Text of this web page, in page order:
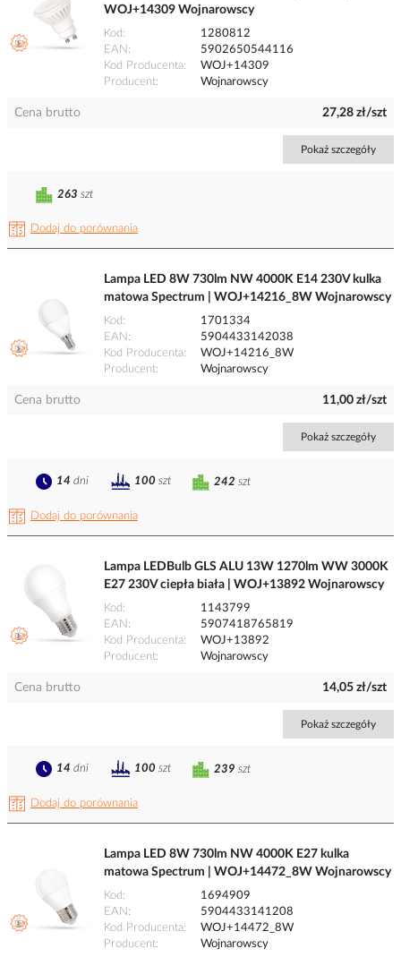
WOJ+14309 Wojnarowscy
Kod
1280812
EAN
5902650544116
Kod Producenta
WOJ+14309
Producent
Wojnarowscy
Cena brutto 27,28 zł/szt
Pokaż szczegóły
Dodaj do porównania
263 szt
Lampa LED 8W 730lm NW 4000K E14 230V kulka
matowa Spectrum | WOJ+14216_8W Wojnarowscy
Kod
1701334
EAN
5904433142038
Kod Producenta
WOJ+14216_8W
Producent
Wojnarowscy
Cena brutto 11,00 zł/szt
Pokaż szczegóły
Dodaj do porównania
242 szt
14 dni 100 szt
Lampa LEDBulb GLS ALU 13W 1270lm WW 3000K
E27 230V ciepła biała | WOJ+13892 Wojnarowscy
Kod
1143799
EAN
5907418765819
Kod Producenta
WOJ+13892
Producent
Wojnarowscy
Cena brutto 14,05 zł/szt
Pokaż szczegóły
Dodaj do porównania
239 szt
14 dni 100 szt
Lampa LED 8W 730lm NW 4000K E27 kulka
matowa Spectrum | WOJ+14472_8W Wojnarowscy
Kod
1694909
EAN
5904433141208
Kod Producenta
WOJ+14472_8W
Producent
Wojnarowscy